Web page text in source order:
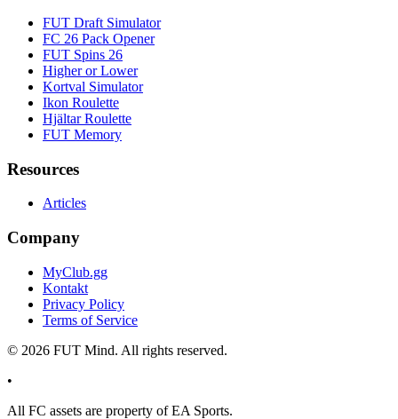
FUT Draft Simulator
FC 26 Pack Opener
FUT Spins 26
Higher or Lower
Kortval Simulator
Ikon Roulette
Hjältar Roulette
FUT Memory
Resources
Articles
Company
MyClub.gg
Kontakt
Privacy Policy
Terms of Service
© 2026 FUT Mind. All rights reserved.
•
All FC assets are property of EA Sports.